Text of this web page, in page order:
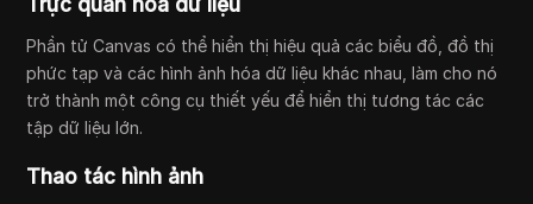
Trực quan hóa dữ liệu
Phần tử Canvas có thể hiển thị hiệu quả các biểu đồ, đồ thị
phức tạp và các hình ảnh hóa dữ liệu khác nhau, làm cho nó
trở thành một công cụ thiết yếu để hiển thị tương tác các
tập dữ liệu lớn.
Thao tác hình ảnh